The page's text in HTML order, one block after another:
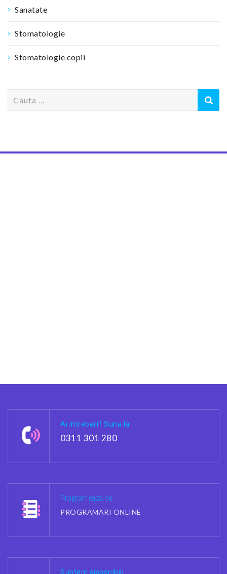
Sanatate
Stomatologie
Stomatologie copii
h
Ai intrebari? Suna la
0311 301 280
Programeaza-te
PROGRAMARI ONLINE
Suntem disponibili